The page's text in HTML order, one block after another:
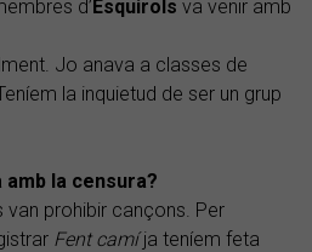
d’Esquirols va venir amb
Jo anava a classes de
la inquietud de ser un grup
la censura?
van prohibir cançons. Per
Fent camíja teníem feta